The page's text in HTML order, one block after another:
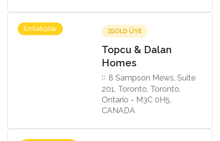
Emlakçılar GOLD ÜYE
Topcu & Dalan
Homes
8 Sampson Mews, Suite
201, Toronto, Toronto,
Ontario - M3C 0H5,
CANADA